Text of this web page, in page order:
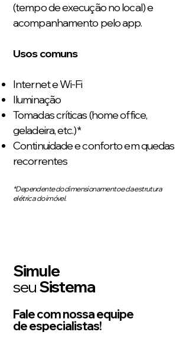
(tempo de execução no local) e
acompanhamento pelo app.
Usos comuns
Internet e Wi-Fi
Iluminação
Tomadas críticas (home office,
geladeira, etc.)*
Continuidade e conforto em quedas
recorrentes
*Dependente do dimensionamento e da estrutura
elétrica do imóvel.
Simule
seuSistema
Fale com nossa equipe
de especialistas!